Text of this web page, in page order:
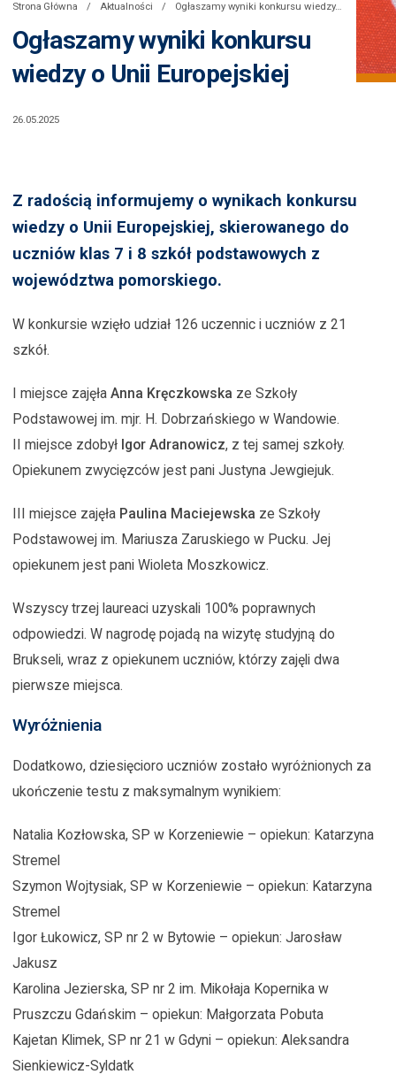
Strona Główna Aktualności Ogłaszamy wyniki konkursu wiedzy o Unii Europejskiej
Ogłaszamy wyniki konkursu
wiedzy o Unii Europejskiej
26.05.2025
Z radością informujemy o wynikach konkursu
wiedzy o Unii Europejskiej, skierowanego do
uczniów klas 7 i 8 szkół podstawowych z
województwa pomorskiego.
W konkursie wzięło udział 126 uczennic i uczniów z 21
szkół.
I miejsce zajęła Anna Kręczkowska ze Szkoły
Podstawowej im. mjr. H. Dobrzańskiego w Wandowie.
II miejsce zdobył Igor Adranowicz, z tej samej szkoły.
Opiekunem zwycięzców jest pani Justyna Jewgiejuk.
III miejsce zajęła Paulina Maciejewska ze Szkoły
Podstawowej im. Mariusza Zaruskiego w Pucku. Jej
opiekunem jest pani Wioleta Moszkowicz.
Wszyscy trzej laureaci uzyskali 100% poprawnych
odpowiedzi. W nagrodę pojadą na wizytę studyjną do
Brukseli, wraz z opiekunem uczniów, którzy zajęli dwa
pierwsze miejsca.
Wyróżnienia
Dodatkowo, dziesięcioro uczniów zostało wyróżnionych za
ukończenie testu z maksymalnym wynikiem:
Natalia Kozłowska, SP w Korzeniewie – opiekun: Katarzyna
Stremel
Szymon Wojtysiak, SP w Korzeniewie – opiekun: Katarzyna
Stremel
Igor Łukowicz, SP nr 2 w Bytowie – opiekun: Jarosław
Jakusz
Karolina Jezierska, SP nr 2 im. Mikołaja Kopernika w
Pruszczu Gdańskim – opiekun: Małgorzata Pobuta
Kajetan Klimek, SP nr 21 w Gdyni – opiekun: Aleksandra
Sienkiewicz-Syldatk